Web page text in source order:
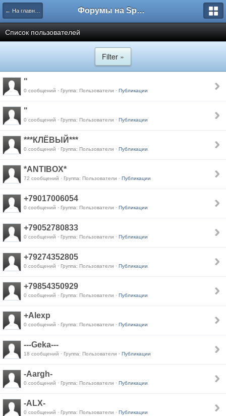
← На главную Форумы на Sportbox.ru
Список пользователей
Filter »
"
0 сообщений · Группа: Пользователи · Публикации
"
0 сообщений · Группа: Пользователи · Публикации
***КЛЁВЫЙ***
0 сообщений · Группа: Пользователи · Публикации
*ANTIBOX*
72 сообщений · Группа: Пользователи · Публикации
+79017006054
0 сообщений · Группа: Пользователи · Публикации
+79052780833
0 сообщений · Группа: Пользователи · Публикации
+79274352805
0 сообщений · Группа: Пользователи · Публикации
+79854350929
0 сообщений · Группа: Пользователи · Публикации
+Alexp
0 сообщений · Группа: Пользователи · Публикации
---Geka---
18 сообщений · Группа: Пользователи · Публикации
-Aargh-
0 сообщений · Группа: Пользователи · Публикации
-ALX-
0 сообщений · Группа: Пользователи · Публикации